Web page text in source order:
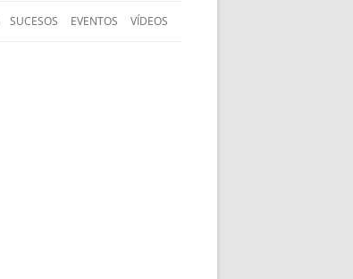
SUCESOS EVENTOS VÍDEOS